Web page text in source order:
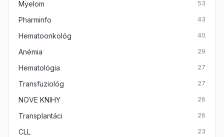
Myelom 53
Pharminfo 43
Hematoonkológ 40
Anémia 29
Hematológia 27
Transfuziológ 27
NOVE KNIHY 26
Transplantáci 26
CLL 23